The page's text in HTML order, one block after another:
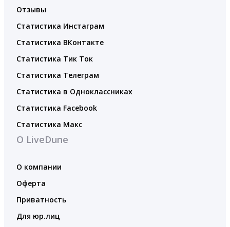
Отзывы
Статистика Инстаграм
Статистика ВКонтакте
Статистика Тик Ток
Статистика Телеграм
Статистика в Одноклассниках
Статистика Facebook
Статистика Макс
О LiveDune
О компании
Оферта
Приватность
Для юр.лиц